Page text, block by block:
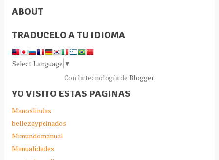
ABOUT
TRADUCELO A TU IDIOMA
Select Language ▼
Con la tecnología de Blogger.
YO VISITO ESTAS PAGINAS
Manoslindas
bellezaypeinados
Mimundomanual
Manualidades